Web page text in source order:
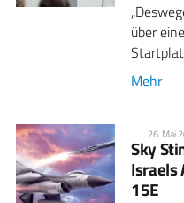
über
Mehr
26. Mai
Sky
Israels
15E